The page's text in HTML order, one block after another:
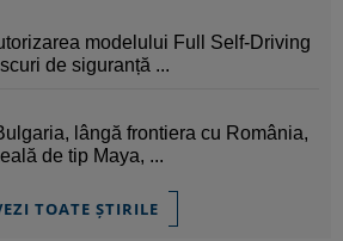
modelului Full Self-Driving
de siguranță ...
lângă frontiera cu România,
de tip Maya, ...
TOATE ȘTIRILE